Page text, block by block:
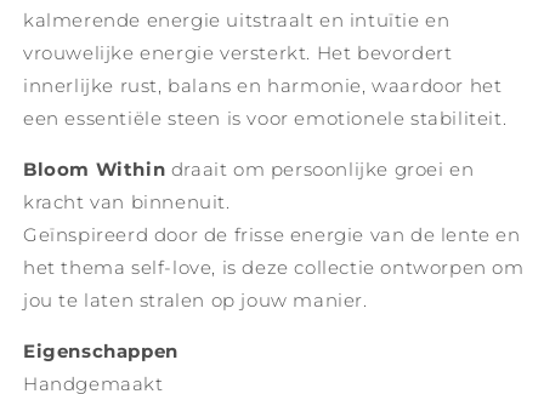
kalmerende energie uitstraalt en intuïtie en
vrouwelijke energie versterkt. Het bevordert
innerlijke rust, balans en harmonie, waardoor het
een essentiële steen is voor emotionele stabiliteit.
Bloom Within draait om persoonlijke groei en
kracht van binnenuit.
Geïnspireerd door de frisse energie van de lente en
het thema self-love, is deze collectie ontworpen om
jou te laten stralen op jouw manier.
Eigenschappen
Handgemaakt